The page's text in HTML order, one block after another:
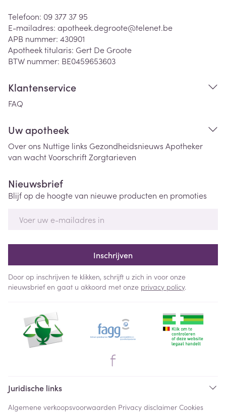
Telefoon: 09 377 37 95
E-mailadres: apotheek.degroote@telenet.be
APB nummer: 430901
Apotheek titularis: Gert De Groote
BTW nummer: BE0459653603
Klantenservice
FAQ
Uw apotheek
Over ons Nuttige links Gezondheidsnieuws Apotheker
van wachtVoorschriftZorgtarieven
Nieuwsbrief
Blijf op de hoogte van nieuwe producten en promoties
Inschrijven
Door op inschrijven te klikken, schrijft u zich in voor onze
nieuwsbrief en gaat u akkoord met onze privacy policy.
Juridische links
Algemene verkoopsvoorwaarden Privacy disclaimer Cookies